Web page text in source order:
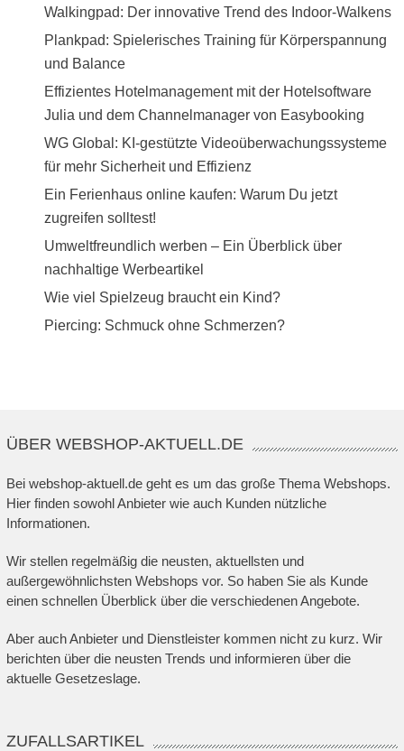
Walkingpad: Der innovative Trend des Indoor-Walkens
Plankpad: Spielerisches Training für Körperspannung
und Balance
Effizientes Hotelmanagement mit der Hotelsoftware
Julia und dem Channelmanager von Easybooking
WG Global: KI-gestützte Videoüberwachungssysteme
für mehr Sicherheit und Effizienz
Ein Ferienhaus online kaufen: Warum Du jetzt
zugreifen solltest!
Umweltfreundlich werben – Ein Überblick über
nachhaltige Werbeartikel
Wie viel Spielzeug braucht ein Kind?
Piercing: Schmuck ohne Schmerzen?
ÜBER WEBSHOP-AKTUELL.DE
Bei webshop-aktuell.de geht es um das große Thema Webshops.
Hier finden sowohl Anbieter wie auch Kunden nützliche
Informationen.
Wir stellen regelmäßig die neusten, aktuellsten und
außergewöhnlichsten Webshops vor. So haben Sie als Kunde
einen schnellen Überblick über die verschiedenen Angebote.
Aber auch Anbieter und Dienstleister kommen nicht zu kurz. Wir
berichten über die neusten Trends und informieren über die
aktuelle Gesetzeslage.
ZUFALLSARTIKEL